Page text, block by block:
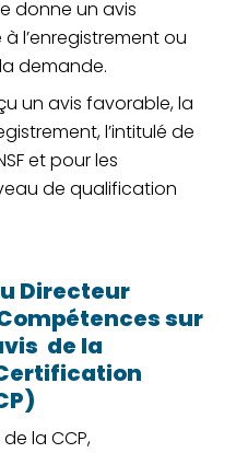
donne un avis
l’enregistrement ou
demande.
un avis favorable, la
l’intitulé de
et pour les
de qualification
Directeur
sur
de la
la CCP,